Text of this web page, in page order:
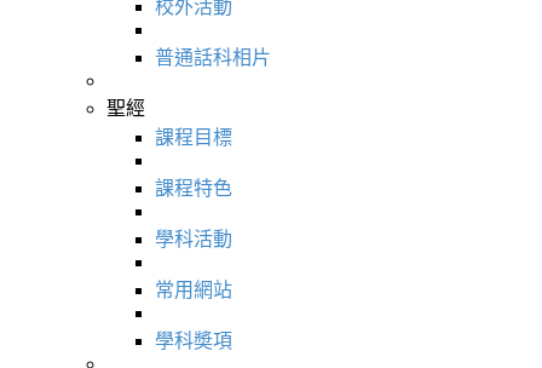
校外活動
普通話科相片
聖經
課程目標
課程特色
學科活動
常用網站
學科奬項